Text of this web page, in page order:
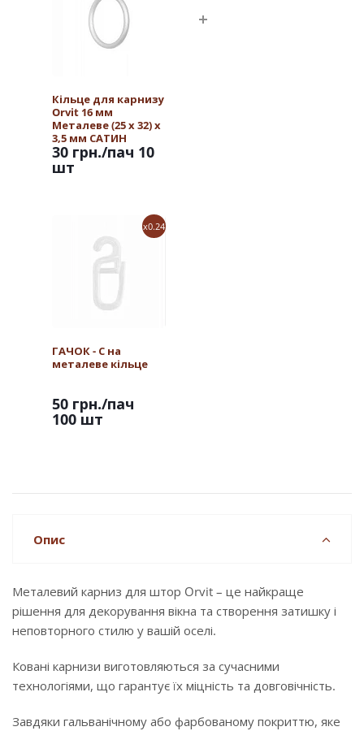
Кільце для карнизу
Orvit 16 мм
Металеве (25 х 32) х
3,5 мм САТИН
30 грн./пач 10
шт
x0.24
ГАЧОК - С на
металеве кільце
50 грн./пач
100 шт
Опис
Металевий карниз для штор Orvit – це найкраще
рішення для декорування вікна та створення затишку і
неповторного стилю у вашій оселі.
Ковані карнизи виготовляються за сучасними
технологіями, що гарантує їх міцність та довговічність.
Завдяки гальванічному або фарбованому покриттю, яке